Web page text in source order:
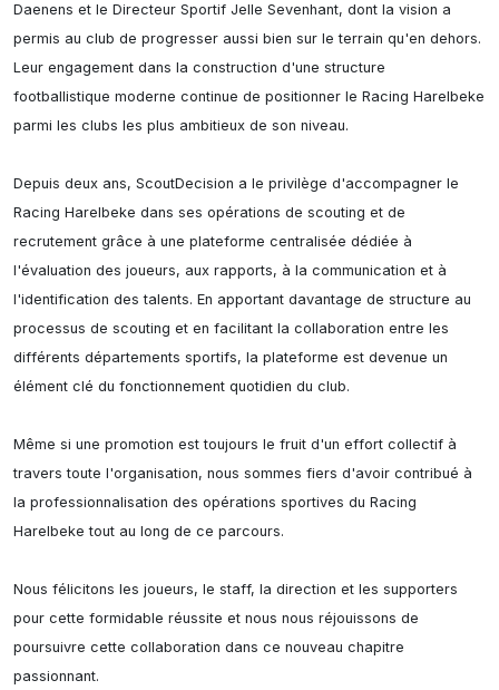
Daenens et le Directeur Sportif Jelle Sevenhant, dont la vision a
permis au club de progresser aussi bien sur le terrain qu'en dehors.
Leur engagement dans la construction d'une structure
footballistique moderne continue de positionner le Racing Harelbeke
parmi les clubs les plus ambitieux de son niveau.
Depuis deux ans, ScoutDecision a le privilège d'accompagner le
Racing Harelbeke dans ses opérations de scouting et de
recrutement grâce à une plateforme centralisée dédiée à
l'évaluation des joueurs, aux rapports, à la communication et à
l'identification des talents. En apportant davantage de structure au
processus de scouting et en facilitant la collaboration entre les
différents départements sportifs, la plateforme est devenue un
élément clé du fonctionnement quotidien du club.
Même si une promotion est toujours le fruit d'un effort collectif à
travers toute l'organisation, nous sommes fiers d'avoir contribué à
la professionnalisation des opérations sportives du Racing
Harelbeke tout au long de ce parcours.
Nous félicitons les joueurs, le staff, la direction et les supporters
pour cette formidable réussite et nous nous réjouissons de
poursuivre cette collaboration dans ce nouveau chapitre
passionnant.